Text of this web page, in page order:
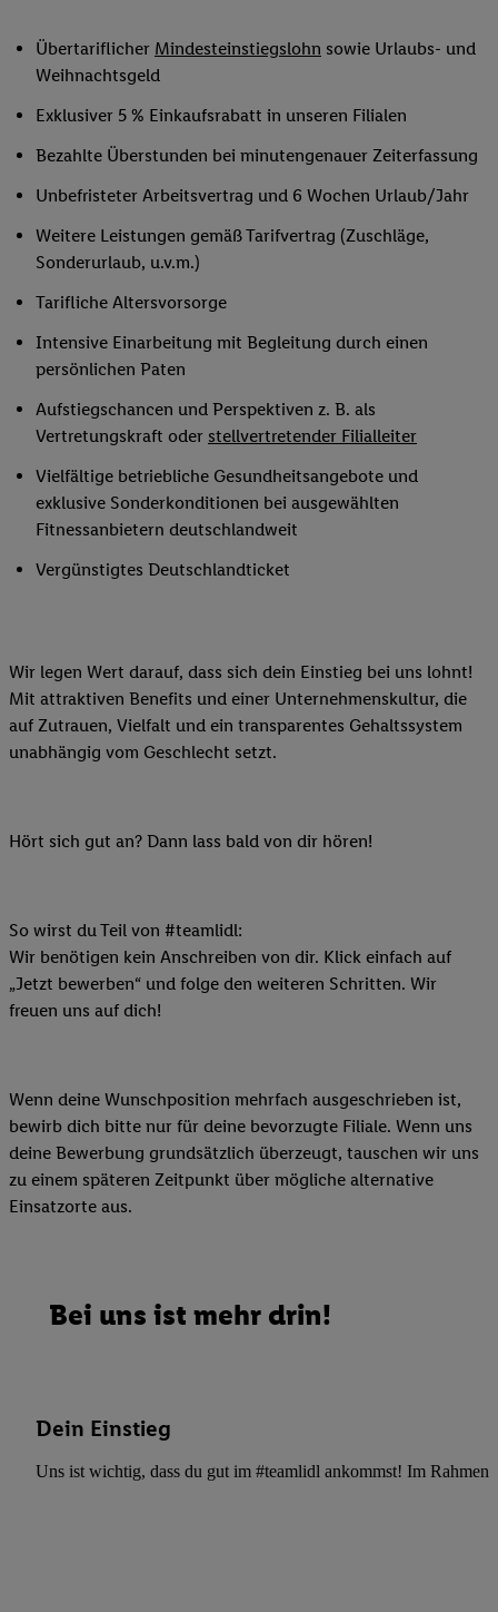
Übertariflicher Mindesteinstiegslohn sowie Urlaubs- und
Weihnachtsgeld
Exklusiver 5 % Einkaufsrabatt in unseren Filialen
Bezahlte Überstunden bei minutengenauer Zeiterfassung
Unbefristeter Arbeitsvertrag und 6 Wochen Urlaub/Jahr
Weitere Leistungen gemäß Tarifvertrag (Zuschläge,
Sonderurlaub, u.v.m.)
Tarifliche Altersvorsorge
Intensive Einarbeitung mit Begleitung durch einen
persönlichen Paten
Aufstiegschancen und Perspektiven z. B. als
Vertretungskraft oder stellvertretender Filialleiter
Vielfältige betriebliche Gesundheitsangebote und
exklusive Sonderkonditionen bei ausgewählten
Fitnessanbietern deutschlandweit
Vergünstigtes Deutschlandticket
Wir legen Wert darauf, dass sich dein Einstieg bei uns lohnt!
Mit attraktiven Benefits und einer Unternehmenskultur, die
auf Zutrauen, Vielfalt und ein transparentes Gehaltssystem
unabhängig vom Geschlecht setzt.
Hört sich gut an? Dann lass bald von dir hören!
So wirst du Teil von #teamlidl:
Wir benötigen kein Anschreiben von dir. Klick einfach auf
„Jetzt bewerben“ und folge den weiteren Schritten. Wir
freuen uns auf dich!
Wenn deine Wunschposition mehrfach ausgeschrieben ist,
bewirb dich bitte nur für deine bevorzugte Filiale. Wenn uns
deine Bewerbung grundsätzlich überzeugt, tauschen wir uns
zu einem späteren Zeitpunkt über mögliche alternative
Einsatzorte aus.
Bei uns ist mehr drin!
Dein Einstieg
Uns ist wichtig, dass du gut im #teamlidl ankommst! Im Rahmen